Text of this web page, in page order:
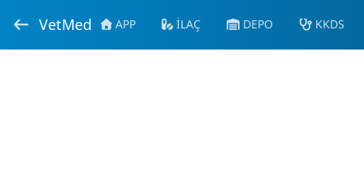
VetMed APP İLAÇ DEPO KKDS